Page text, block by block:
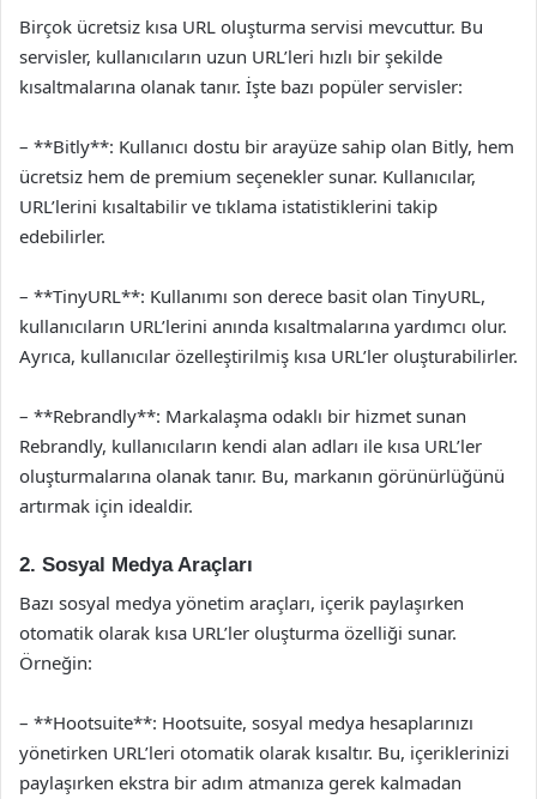
Birçok ücretsiz kısa URL oluşturma servisi mevcuttur. Bu
servisler, kullanıcıların uzun URL’leri hızlı bir şekilde
kısaltmalarına olanak tanır. İşte bazı popüler servisler:
– **Bitly**: Kullanıcı dostu bir arayüze sahip olan Bitly, hem
ücretsiz hem de premium seçenekler sunar. Kullanıcılar,
URL’lerini kısaltabilir ve tıklama istatistiklerini takip
edebilirler.
– **TinyURL**: Kullanımı son derece basit olan TinyURL,
kullanıcıların URL’lerini anında kısaltmalarına yardımcı olur.
Ayrıca, kullanıcılar özelleştirilmiş kısa URL’ler oluşturabilirler.
– **Rebrandly**: Markalaşma odaklı bir hizmet sunan
Rebrandly, kullanıcıların kendi alan adları ile kısa URL’ler
oluşturmalarına olanak tanır. Bu, markanın görünürlüğünü
artırmak için idealdir.
2. Sosyal Medya Araçları
Bazı sosyal medya yönetim araçları, içerik paylaşırken
otomatik olarak kısa URL’ler oluşturma özelliği sunar.
Örneğin:
– **Hootsuite**: Hootsuite, sosyal medya hesaplarınızı
yönetirken URL’leri otomatik olarak kısaltır. Bu, içeriklerinizi
paylaşırken ekstra bir adım atmanıza gerek kalmadan